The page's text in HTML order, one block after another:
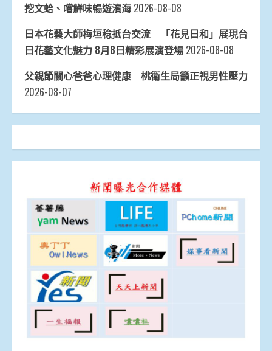
挖文蛤、嚐鮮味暢遊濱海 2026-08-08
日本花藝大師梅垣稔抵台交流 「花見日和」展現台
日花藝文化魅力 8月8日精彩展演登場 2026-08-08
父親節關心爸爸心理健康 桃衛生局籲正視男性壓力
2026-08-07